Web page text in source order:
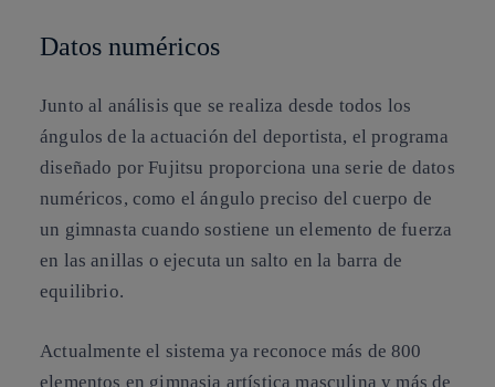
Datos numéricos
Junto al análisis que se realiza desde todos los
ángulos de la actuación del deportista, el programa
diseñado por Fujitsu proporciona una serie de datos
numéricos, como el ángulo preciso del cuerpo de
un gimnasta cuando sostiene un elemento de fuerza
en las anillas o ejecuta un salto en la barra de
equilibrio.
Actualmente el sistema ya reconoce más de 800
elementos en gimnasia artística masculina y más de